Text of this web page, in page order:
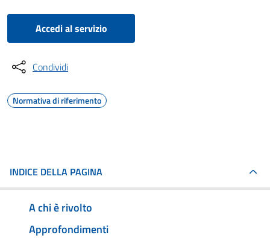
Accedi al servizio
Condividi
Normativa di riferimento
INDICE DELLA PAGINA
A chi è rivolto
Approfondimenti